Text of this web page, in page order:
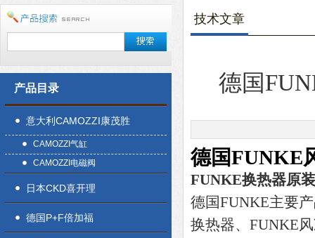
产品目录
意大利CAMOZZI康茂胜
CAMOZZI气缸
CAMOZZI电磁阀
日本CKD喜开理
德国P+F倍加福
技术文章
德国
德国FUNKE
FUNKE换热器原装
德国FUNKE主要
换热器、FUNKE